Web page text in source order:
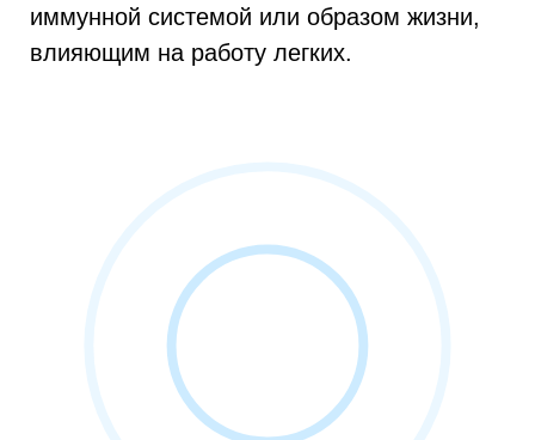
иммунной системой или образом жизни,
влияющим на работу легких.